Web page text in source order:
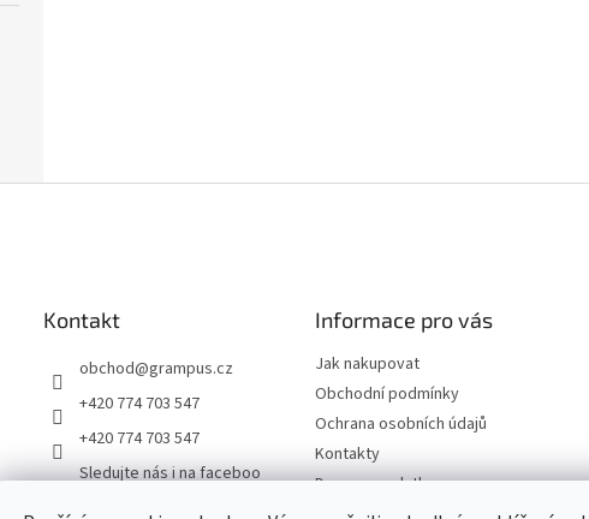
Kontakt
obchod@grampus.cz
+420 774 703 547
+420 774 703 547
Sledujte nás i na faceboo
Informace pro vás
Jak nakupovat
Obchodní podmínky
Ochrana osobních údajů
Kontakty
Doprava a platba